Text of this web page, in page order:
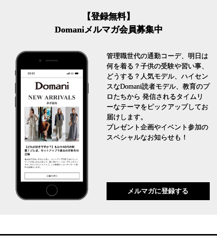
【登録無料】
Domaniメルマガ会員募集中
管理職世代の通勤コーデ、明日は
何を着る？子供の受験や習い事、
どうする？人気モデル、ハイセン
スなDomani読者モデル、教育のプ
ロたちから 発信されるタイムリ
ーなテーマをピックアップしてお
届けします。
プレゼント企画やイベント参加の
スペシャルなお知らせも！
メルマガに登録する